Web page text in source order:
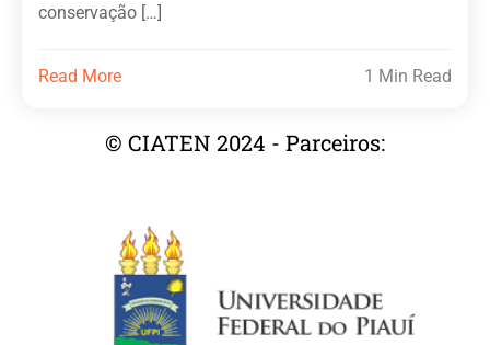
conservação […]
Read More 1 Min Read
© CIATEN 2024 - Parceiros: